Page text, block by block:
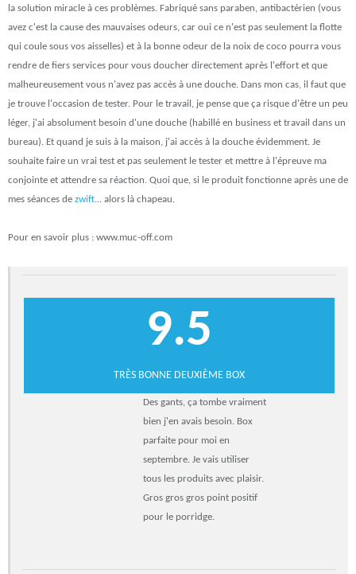
la solution miracle à ces problèmes. Fabriqué sans paraben, antibactérien (vous
avez c'est la cause des mauvaises odeurs, car oui ce n'est pas seulement la flotte
qui coule sous vos aisselles) et à la bonne odeur de la noix de coco pourra vous
rendre de fiers services pour vous doucher directement après l'effort et que
malheureusement vous n'avez pas accès à une douche. Dans mon cas, il faut que
je trouve l'occasion de tester. Pour le travail, je pense que ça risque d'être un peu
léger, j'ai absolument besoin d'une douche (habillé en business et travail dans un
bureau). Et quand je suis à la maison, j'ai accès à la douche évidemment. Je
souhaite faire un vrai test et pas seulement le tester et mettre à l'épreuve ma
conjointe et attendre sa réaction. Quoi que, si le produit fonctionne après une de
mes séances de zwift... alors là chapeau.
Pour en savoir plus : www.muc-off.com
9.5
TRÈS BONNE DEUXIÈME BOX
Des gants, ça tombe vraiment
bien j'en avais besoin. Box
parfaite pour moi en
septembre. Je vais utiliser
tous les produits avec plaisir.
Gros gros gros point positif
pour le porridge.